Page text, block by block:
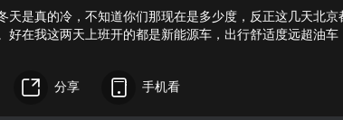
天是真的冷，不知道你们那现在是多少度，反正这几天北
好在我这两天上班开的都是新能源车，出行舒适度远超油
分享 手机看